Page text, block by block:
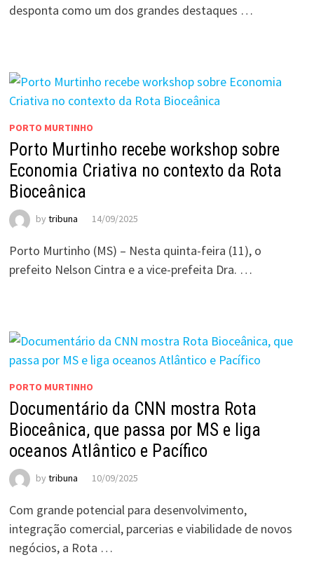
desponta como um dos grandes destaques …
PORTO MURTINHO
Porto Murtinho recebe workshop sobre
Economia Criativa no contexto da Rota
Bioceânica
by tribuna 14/09/2025
Porto Murtinho (MS) – Nesta quinta-feira (11), o
prefeito Nelson Cintra e a vice-prefeita Dra. …
PORTO MURTINHO
Documentário da CNN mostra Rota
Bioceânica, que passa por MS e liga
oceanos Atlântico e Pacífico
by tribuna 10/09/2025
Com grande potencial para desenvolvimento,
integração comercial, parcerias e viabilidade de novos
negócios, a Rota …